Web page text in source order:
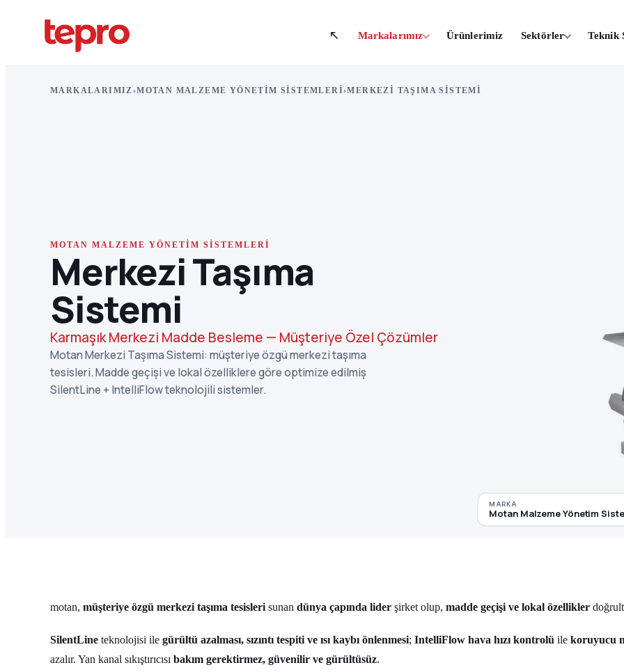
Markalarımız Ürünlerimiz Sektörler Teknik
MARKALARIMIZ ›MOTAN MALZEME YÖNETIM SISTEMLERI ›MERKEZI TAŞIMA SISTEMI
MOTAN MALZEME YÖNETIM SISTEMLERI
Merkezi Taşıma
Sistemi
Karmaşık Merkezi Madde Besleme — Müşteriye Özel Çözümler
Motan Merkezi Taşıma Sistemi: müşteriye özgü merkezi taşıma
tesisleri. Madde geçişi ve lokal özelliklere göre optimize edilmiş
SilentLine + IntelliFlow teknolojili sistemler.
MARKA
Motan Malzeme Yönetim
motan, müşteriye özgü merkezi taşıma tesisleri sunan dünya çapında lider şirket olup, madde geçişi ve lokal özellikler
SilentLine teknolojisi ile gürültü azalması, sızıntı tespiti ve ısı kaybı önlenmesi; IntelliFlow hava hızı kontrolü ile koruyucu
azalır. Yan kanal sıkıştırıcısı bakım gerektirmez, güvenilir ve gürültüsüz.